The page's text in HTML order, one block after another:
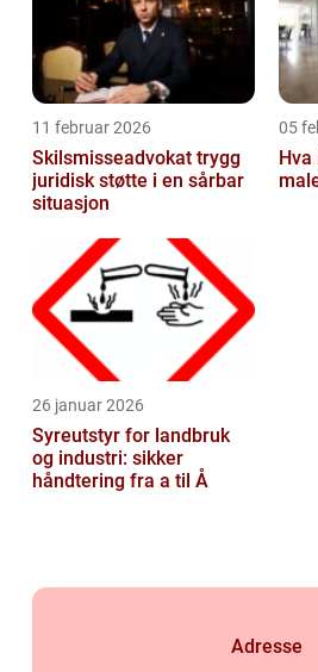
11 februar 2026
Skilsmisseadvokat trygg
juridisk støtte i en sårbar
situasjon
05
26 januar 2026
Syreutstyr for landbruk
og industri: sikker
håndtering fra a til Å
Adresse